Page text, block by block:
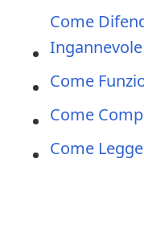
Come
Ingannevole
Come
Come
Come